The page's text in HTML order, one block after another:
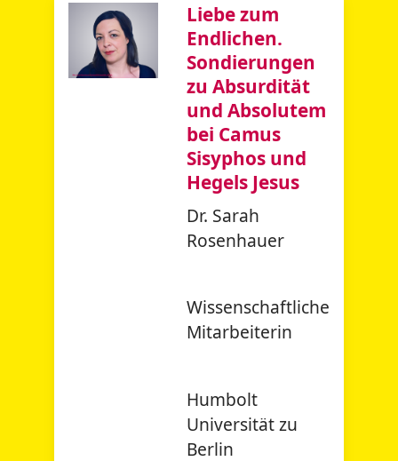
Liebe zum
Endlichen.
Sondierungen
zu Absurdität
und Absolutem
bei Camus
Sisyphos und
Hegels Jesus
Dr. Sarah
Rosenhauer
Wissenschaftliche
Mitarbeiterin
Humbolt
Universität zu
Berlin